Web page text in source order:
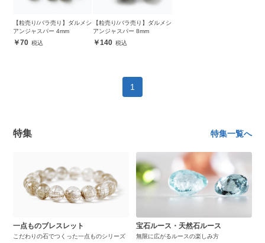
【粒売り/バラ売り】ダルメシ
アンジャスパー 4mm
70
【粒売り/バラ売り】ダルメシ
アンジャスパー 8mm
140
1
特集 特集一覧へ
一点ものブレスレット
こだわりの石でつくった一点ものシリーズ
宝石ルース・天然石ルース
無限に広がるルースの楽しみ方